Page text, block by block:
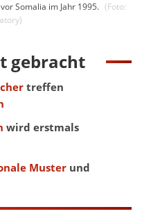
Somalia im Jahr 1995. (Foto:
)
gebracht
treffen
wird erstmals
Musterund